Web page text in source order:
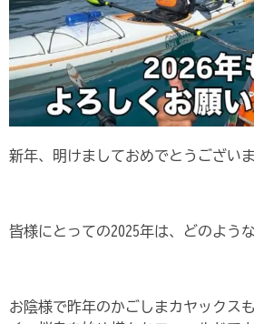
新年、明けましておめでとうございま
皆様にとっての2025年は、どのよう
お陰様で昨年のかごしまカヤックス